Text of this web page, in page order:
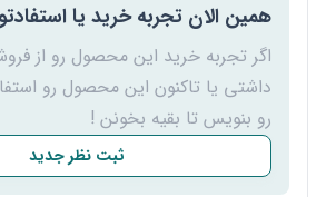
همین الان تجربه خرید یا
اگر تجربه خرید این محصول رو از
داشتی یا تاکنون این محصول رو
رو بنویس تا بقیه بخونن !
ثبت نظر جدید